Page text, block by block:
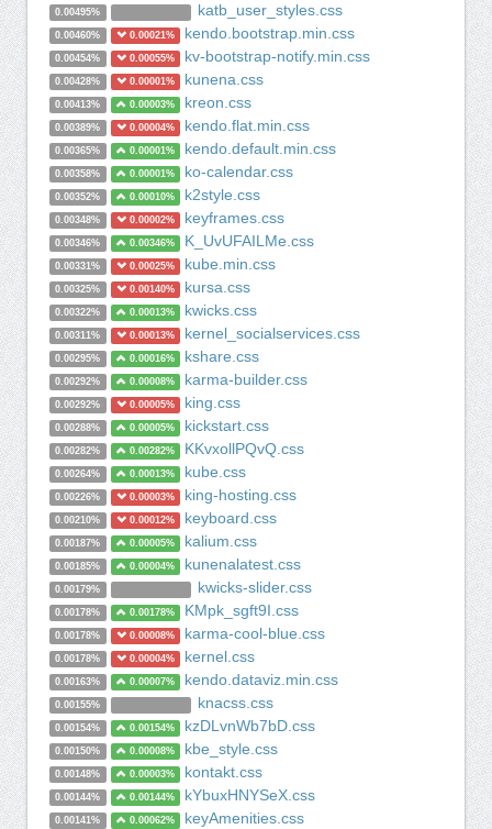
0.00495% katb_user_styles.css
0.00460% 0.00021% kendo.bootstrap.min.css
0.00454% 0.00055% kv-bootstrap-notify.min.css
0.00428% 0.00001% kunena.css
0.00413% 0.00003% kreon.css
0.00389% 0.00004% kendo.flat.min.css
0.00365% 0.00001% kendo.default.min.css
0.00358% 0.00001% ko-calendar.css
0.00352% 0.00010% k2style.css
0.00348% 0.00002% keyframes.css
0.00346% 0.00346% K_UvUFAILMe.css
0.00331% 0.00025% kube.min.css
0.00325% 0.00140% kursa.css
0.00322% 0.00013% kwicks.css
0.00311% 0.00013% kernel_socialservices.css
0.00295% 0.00016% kshare.css
0.00292% 0.00008% karma-builder.css
0.00292% 0.00005% king.css
0.00288% 0.00005% kickstart.css
0.00282% 0.00282% KKvxollPQvQ.css
0.00264% 0.00013% kube.css
0.00226% 0.00003% king-hosting.css
0.00210% 0.00012% keyboard.css
0.00187% 0.00005% kalium.css
0.00185% 0.00004% kunenalatest.css
0.00179% kwicks-slider.css
0.00178% 0.00178% KMpk_sgft9I.css
0.00178% 0.00008% karma-cool-blue.css
0.00178% 0.00004% kernel.css
0.00163% 0.00007% kendo.dataviz.min.css
0.00155% knacss.css
0.00154% 0.00154% kzDLvnWb7bD.css
0.00150% 0.00008% kbe_style.css
0.00148% 0.00003% kontakt.css
0.00144% 0.00144% kYbuxHNYSeX.css
0.00141% 0.00062% keyAmenities.css